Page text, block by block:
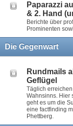
Paparazzi
& 2. Hand
Berichte über
Prominenten
Die Gegenwart
Rundmails
Geflügel
Täglich
Wahnsinns. Hier
geht es um die
eine factfinding
Phettberg.